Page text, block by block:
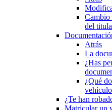
Cambio
del
Atrás
La
¿Has
¿Qué
¿Te han